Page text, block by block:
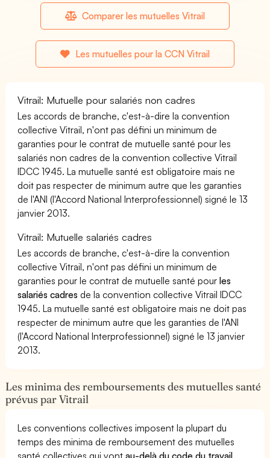
Comparer les mutuelles Vitrail
Les mutuelles pour la CCN Vitrail
Vitrail: Mutuelle pour salariés non cadres
Les accords de branche, c'est-à-dire la convention
collective Vitrail, n'ont pas défini un minimum de
garanties pour le contrat de mutuelle santé pour les
salariés non cadres de la convention collective Vitrail
IDCC 1945. La mutuelle santé est obligatoire mais ne
doit pas respecter de minimum autre que les garanties
de l'ANI (l'Accord National Interprofessionnel) signé le 13
janvier 2013.
Vitrail: Mutuelle salariés cadres
Les accords de branche, c'est-à-dire la convention
collective Vitrail, n'ont pas défini un minimum de
garanties pour le contrat de mutuelle santé pourles
salariés cadres de la convention collective Vitrail IDCC
1945. La mutuelle santé est obligatoire mais ne doit pas
respecter de minimum autre que les garanties de l'ANI
(l'Accord National Interprofessionnel) signé le 13 janvier
2013.
Les minima des remboursements des mutuelles santé
prévus par Vitrail
Les conventions collectives imposent la plupart du
temps des minima de remboursement des mutuelles
santé collectives qui vontau-delà du code du travail